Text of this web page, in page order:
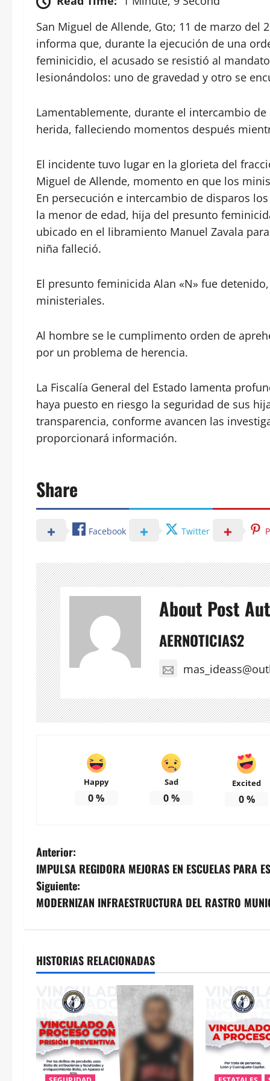
San Miguel de Allende, Gto; 11 de marzo del
informa que, durante la ejecución de una
feminicidio, el acusado se resistió al
lesionándolos: uno de gravedad y otro se
Lamentablemente, durante el intercambio
herida, falleciendo momentos después
El incidente tuvo lugar en la glorieta del
Miguel de Allende, momento en que los
En persecución e intercambio de disparos
la menor de edad, hija del presunto
ubicado en el libramiento Manuel Zavala
niña falleció.
El presunto feminicida Alan «N» fue
ministeriales.
Al hombre se le cumplimento orden de
por un problema de herencia.
La Fiscalía General del Estado lamenta
haya puesto en riesgo la seguridad de sus
transparencia, conforme avancen las
proporcionará información.
Share
Facebook Twitter
About Post
AERNOTICIAS2
Happy
0%
Sad
0%
Excited
0%
N
a
v
g
a
i
ó
Anterior:
IMPULSA REGIDORA MEJORAS EN ESCUELAS PARA
Siguiente:
MODERNIZAN INFRAESTRUCTURA DEL RASTRO
HISTORIAS RELACIONADAS